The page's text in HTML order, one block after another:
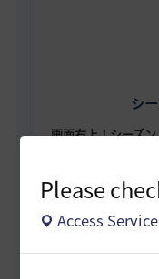
Please
Access
シ
画面右上！シーズ
* 闇の精霊パスをご
霊パス報酬も含めて